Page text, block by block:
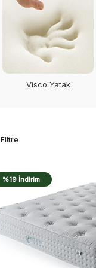
Visco Yatak
Filtre
%19 İndirim